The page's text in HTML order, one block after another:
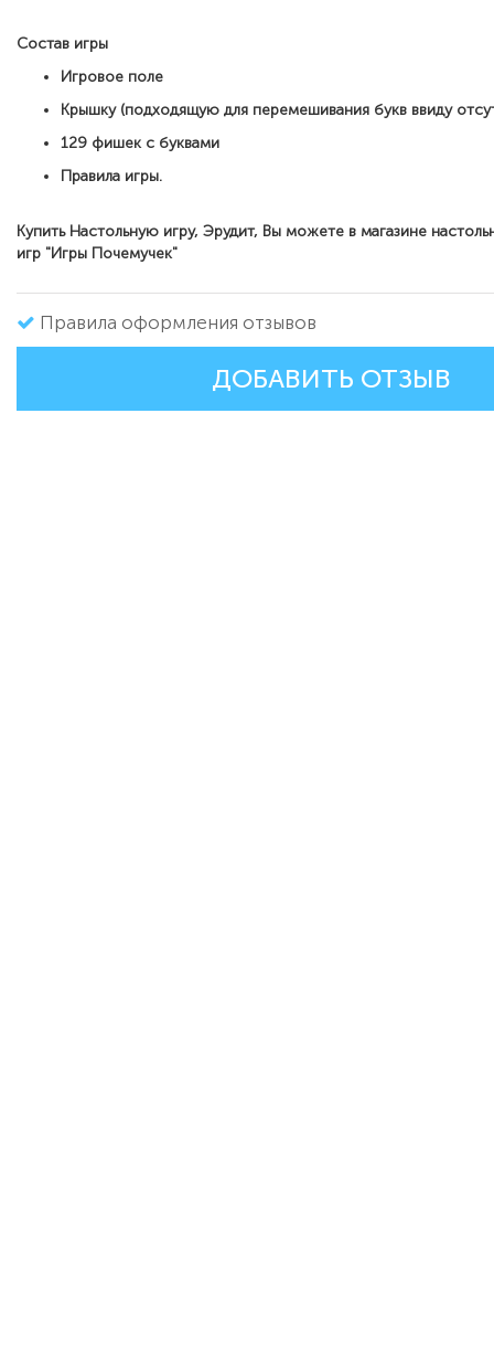
Состав игры
Игровое поле
Крышку (подходящую для перемешивания букв ввиду
129 фишек с буквами
Правила игры.
Купить Настольную игру, Эрудит, Вы можете в магазине
игр "Игры Почемучек"
Правила оформления отзывов
ДОБАВИТЬ ОТЗЫВ